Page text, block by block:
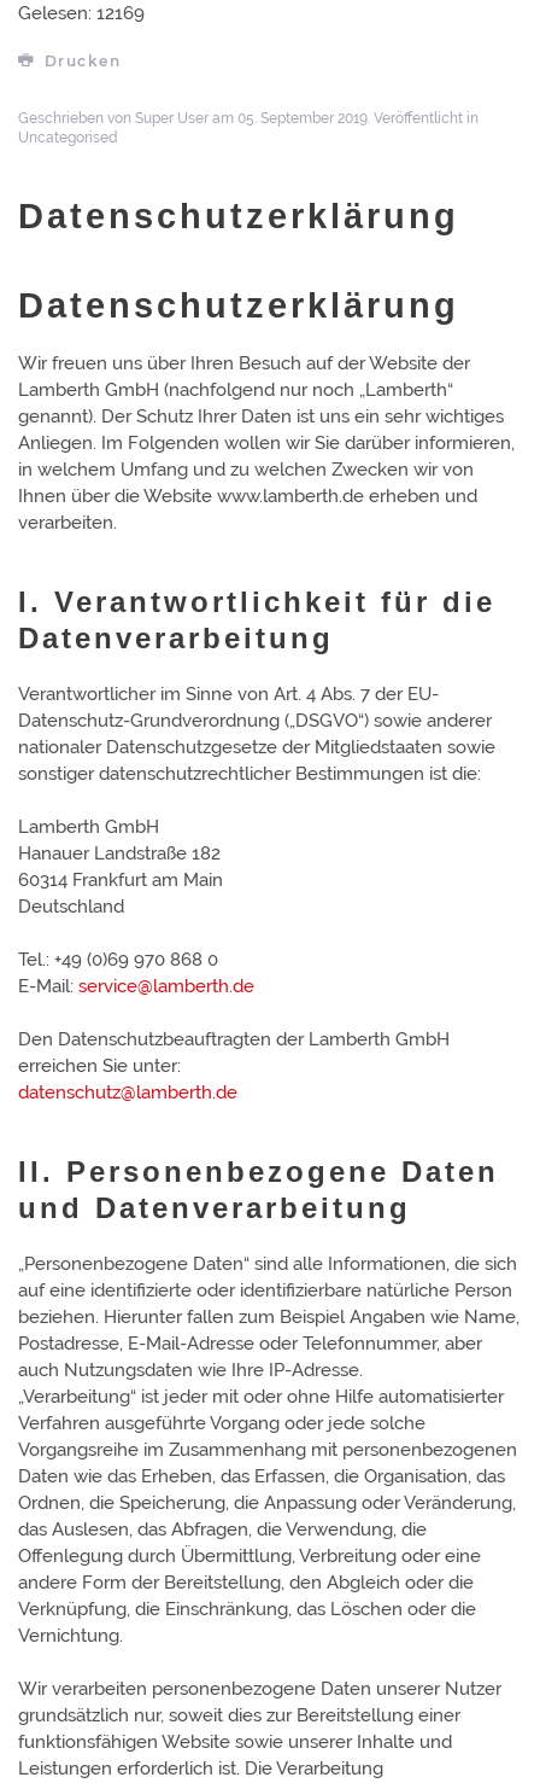
Gelesen: 12169
Drucken
Geschrieben von Super User am 05. September 2019. Veröffentlicht in
Uncategorised
Datenschutzerklärung
Datenschutzerklärung
Wir freuen uns über Ihren Besuch auf der Website der
Lamberth GmbH (nachfolgend nur noch „Lamberth“
genannt). Der Schutz Ihrer Daten ist uns ein sehr wichtiges
Anliegen. Im Folgenden wollen wir Sie darüber informieren,
in welchem Umfang und zu welchen Zwecken wir von
Ihnen über die Website www.lamberth.de erheben und
verarbeiten.
I. Verantwortlichkeit für die
Datenverarbeitung
Verantwortlicher im Sinne von Art. 4 Abs. 7 der EU-
Datenschutz-Grundverordnung („DSGVO“) sowie anderer
nationaler Datenschutzgesetze der Mitgliedstaaten sowie
sonstiger datenschutzrechtlicher Bestimmungen ist die:
Lamberth GmbH
Hanauer Landstraße 182
60314 Frankfurt am Main
Deutschland
Tel.: +49 (0)69 970 868 0
E-Mail: service@lamberth.de
Den Datenschutzbeauftragten der Lamberth GmbH
erreichen Sie unter:
datenschutz@lamberth.de
II. Personenbezogene Daten
und Datenverarbeitung
„Personenbezogene Daten“ sind alle Informationen, die sich
auf eine identifizierte oder identifizierbare natürliche Person
beziehen. Hierunter fallen zum Beispiel Angaben wie Name,
Postadresse, E-Mail-Adresse oder Telefonnummer, aber
auch Nutzungsdaten wie Ihre IP-Adresse.
„Verarbeitung“ ist jeder mit oder ohne Hilfe automatisierter
Verfahren ausgeführte Vorgang oder jede solche
Vorgangsreihe im Zusammenhang mit personenbezogenen
Daten wie das Erheben, das Erfassen, die Organisation, das
Ordnen, die Speicherung, die Anpassung oder Veränderung,
das Auslesen, das Abfragen, die Verwendung, die
Offenlegung durch Übermittlung, Verbreitung oder eine
andere Form der Bereitstellung, den Abgleich oder die
Verknüpfung, die Einschränkung, das Löschen oder die
Vernichtung.
Wir verarbeiten personenbezogene Daten unserer Nutzer
grundsätzlich nur, soweit dies zur Bereitstellung einer
funktionsfähigen Website sowie unserer Inhalte und
Leistungen erforderlich ist. Die Verarbeitung